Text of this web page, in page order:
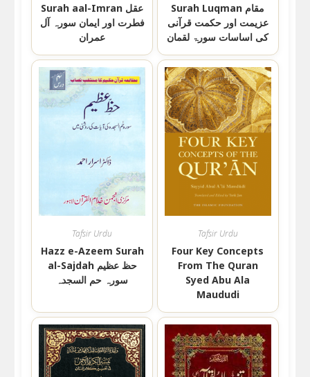
Surah aal-Imran عقل
فطرت اور ایمان سورہ آل
عمران
Surah Luqman مقام
عزیمت اور حکمت قرآنی
کی اساسات سورۃ لقمان
Tafsir Urdu
Hazz e-Azeem Surah
al-Sajdah حظ عظیم
سورہ حم السجدہ
Tafsir Urdu
Four Key Concepts
From The Quran
Syed Abu Ala
Maududi